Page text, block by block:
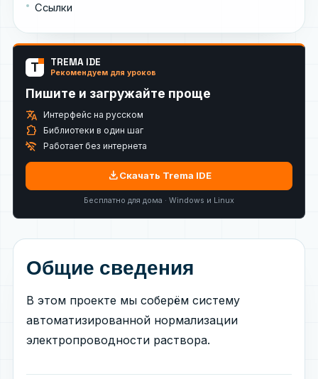
Ссылки
T TREMA IDE
Рекомендуем для уроков
Пишите и загружайте проще
translate Интерфейс на русском
extension Библиотеки в один шаг
wifi_off Работает без интернета
downloadСкачать Trema IDE
Бесплатно для дома · Windows и Linux
Общие сведения
В этом проекте мы соберём систему
автоматизированной нормализации
электропроводности раствора.